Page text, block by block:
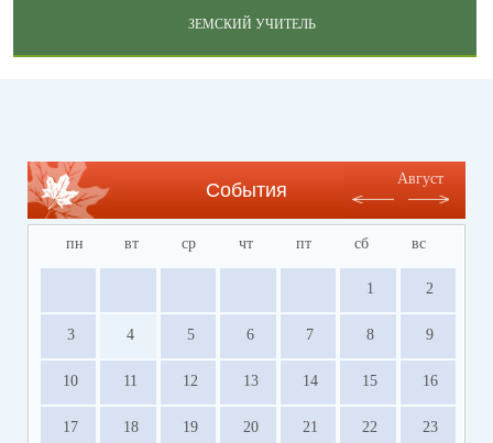
ЗЕМСКИЙ УЧИТЕЛЬ
События
Август
пн вт ср чт пт сб вс
1 2
3 4 5 6 7 8 9
10 11 12 13 14 15 16
17 18 19 20 21 22 23